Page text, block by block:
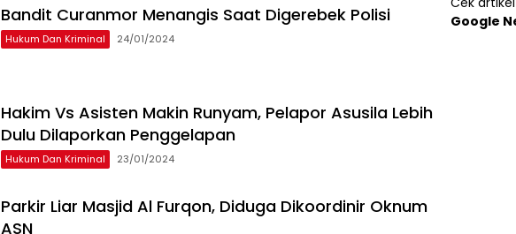
Bandit Curanmor Menangis Saat Digerebek Polisi
Hukum Dan Kriminal 24/01/2024
Hakim Vs Asisten Makin Runyam, Pelapor Asusila Lebih
Dulu Dilaporkan Penggelapan
Hukum Dan Kriminal 23/01/2024
Parkir Liar Masjid Al Furqon, Diduga Dikoordinir Oknum
ASN
Google